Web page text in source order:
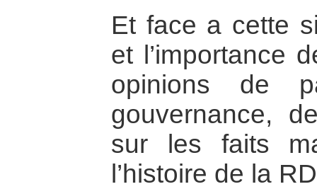
Et face a cette
et l’importance
opinions de
gouvernance,
sur les faits
l’histoire de la